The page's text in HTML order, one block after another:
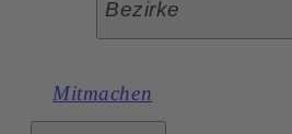
Bezirke
Mitmachen